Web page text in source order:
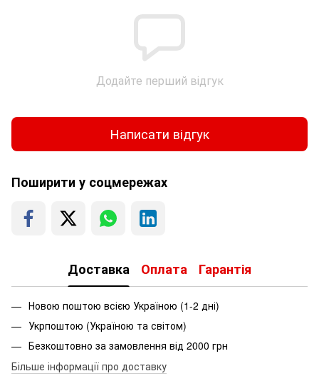
Додайте перший відгук
Написати відгук
Поширити у соцмережах
Доставка Оплата Гарантія
Новою поштою всією Україною (1-2 дні)
Укрпоштою (Україною та світом)
Безкоштовно за замовлення від 2000 грн
Більше інформації про доставку